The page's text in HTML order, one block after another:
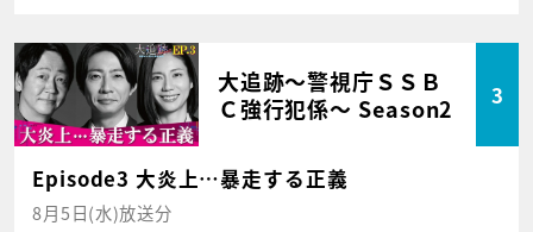
大追跡～警視庁ＳＳＢ
Ｃ強行犯係～ Season2
3
Episode3 大炎上…暴走する正義
8月5日(水)放送分